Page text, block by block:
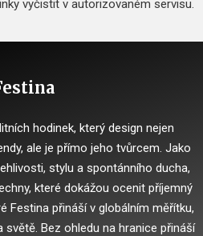
vyčistit v autorizovaném servisu.
hodinek, který design nejen
ale je přímo jeho tvůrcem. Jako
stylu a spontánního ducha,
které dokážou ocenit příjemný
Festina přináší v globálním měřítku,
světě. Bez ohledu na hranice přináší